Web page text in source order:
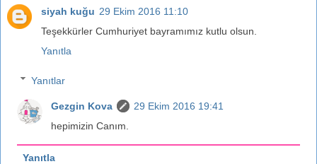
siyah kuğu 29 Ekim 2016 11:10
Teşekkürler Cumhuriyet bayramımız kutlu olsun.
Yanıtla
Yanıtlar
Gezgin Kova
29 Ekim 2016 19:41
hepimizin Canım.
Yanıtla